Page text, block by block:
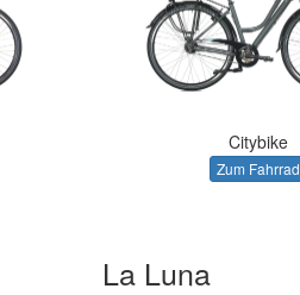
Citybike
Zum Fahrrad
La Luna